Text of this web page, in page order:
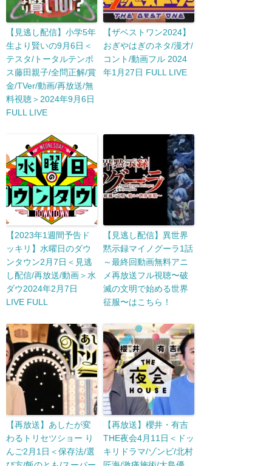
【見逃し配信】小学5年
生より賢いの9月6日＜
テスタ/トータルテンボ
ス藤田親子/全問正解/賞
金/TVer/動画/再放送/無
料視聴＞2024年9月6日
FULL LIVE
【ザベストワン2024】
おぎやはぎのネタ/漫才/
コント/動画フル 2024
年1月27日 FULL LIVE
【2023年1週間予告ド
ッキリ】水曜日のダウ
ンタウン2月7日＜見逃
し配信/再放送/動画＞水
ダウ2024年2月7日
LIVE FULL
【見逃し配信】異世界
黙示録マイノグーラ1話
～最終回動画無料アニ
メ再放送フル視聴〜破
滅の文明で始める世界
征服〜はこちら！
【再放送】あしたが変
わるトリセツショー り
んご2月1日＜保存法/選
【再放送】櫻井・有吉
THE夜会4月11日＜ドッ
キリドラマ/ゾンビ/北村